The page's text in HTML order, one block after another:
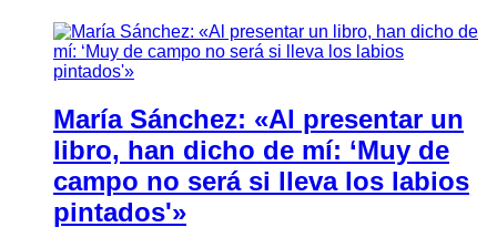
María Sánchez: «Al presentar un
libro, han dicho de mí: ‘Muy de
campo no será si lleva los labios
pintados'»